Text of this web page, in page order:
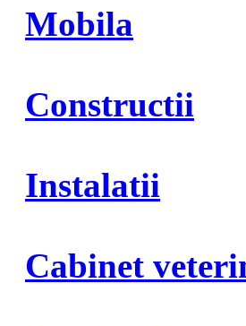
Mobila
Constructii
Instalatii
Cabinet